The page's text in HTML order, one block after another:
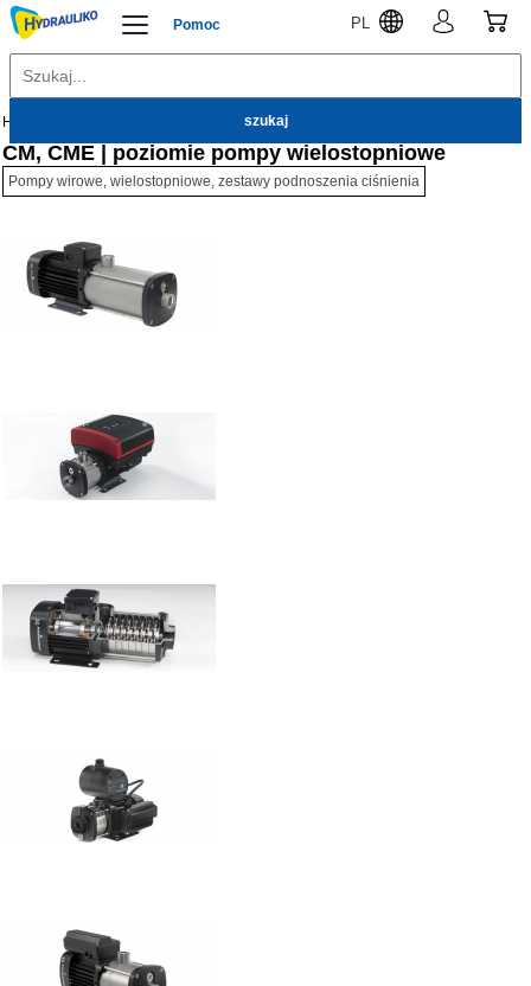
Pomoc PL
Hydrauliko
CM, CME | poziomie pompy wielostopniowe
Pompy wirowe, wielostopniowe, zestawy podnoszenia ciśnienia